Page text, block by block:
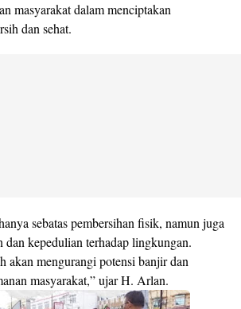
masyarakat dalam menciptakan
dan sehat.
sebatas pembersihan fisik, namun juga
dan kepedulian terhadap lingkungan.
akan mengurangi potensi banjir dan
masyarakat,” ujar H. Arlan.